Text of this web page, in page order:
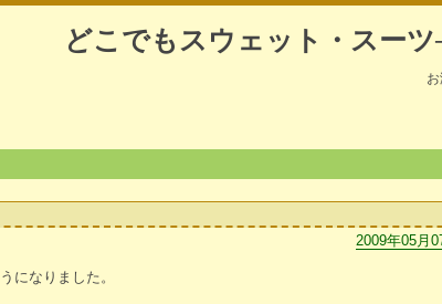
どこでもスウェット・スー
2009年05月
になりました。